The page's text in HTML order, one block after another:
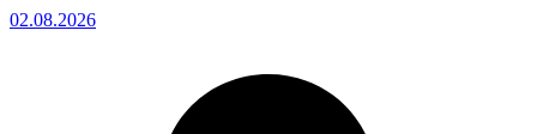
02.08.2026